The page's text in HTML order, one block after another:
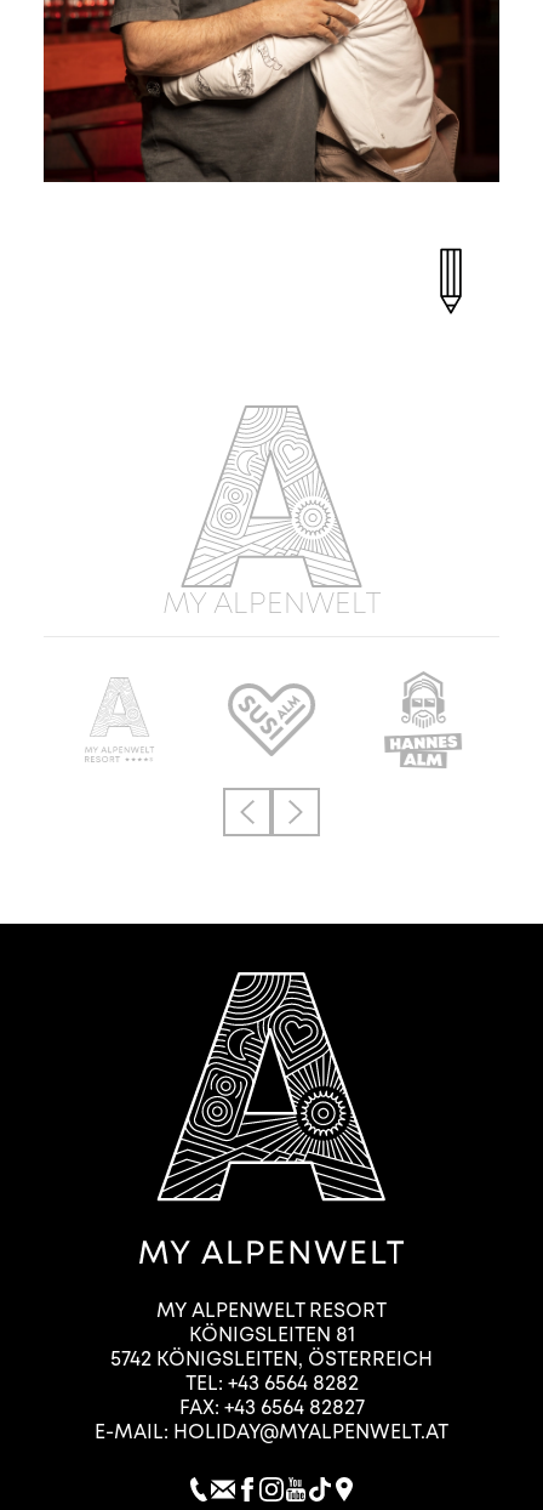
MY ALPENWELT
MY ALPENWELT RESORT
KÖNIGSLEITEN 81
5742 KÖNIGSLEITEN, ÖSTERREICH
TEL: +43 6564 8282
FAX: +43 6564 82827
E-MAIL: HOLIDAY@MYALPENWELT.AT